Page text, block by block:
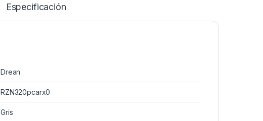
Especificación
Drean
RZN320pcarx0
Gris